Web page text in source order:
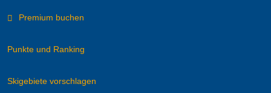
Premium buchen
Punkte und Ranking
Skigebiete vorschlagen